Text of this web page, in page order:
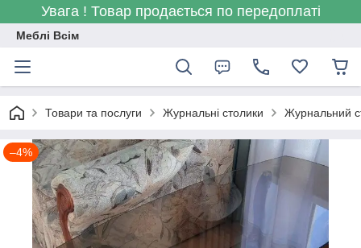
Увага ! Товар продається по передоплаті
Меблі Всім
Товари та послуги Журнальні столики Журнальний
–4%